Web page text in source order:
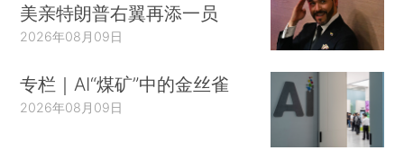
美亲特朗普右翼再添一员
2026年08月09日
专栏｜AI“煤矿”中的金丝雀
2026年08月09日